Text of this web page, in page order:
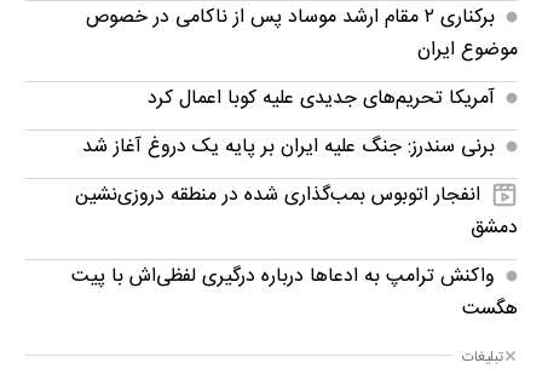
برکناری ۲ مقام ارشد موساد پس از ناکامی در خصوص
موضوع ایران
آمریکا تحریم‌های جدیدی علیه کوبا اعمال کرد
برنی سندرز: جنگ علیه ایران بر پایه یک دروغ آغاز شد
انفجار اتوبوس بمب‌گذاری شده در منطقه دروزی‌نشین
دمشق
واکنش ترامپ به ادعاها درباره درگیری لفظی‌اش با پیت
هگست
تبلیغات